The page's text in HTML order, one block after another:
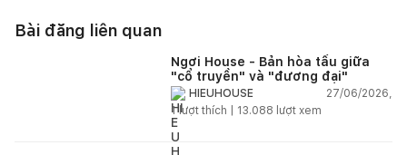
Bài đăng liên quan
Ngơi House - Bản hòa tấu giữa
"cổ truyền" và "đương đại"
HIEUHOUSE
27/06/2026,
1lượt thích | 13.088 lượt xem